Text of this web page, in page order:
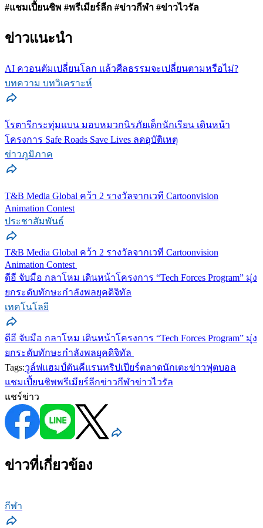
#แชมเปี้ยนชิพ #พรีเมียร์ลีก #ข่าวกีฬา #ข่าวไวรัล
ข่าวแนะนำ
AI ควอนตัมเปลี่ยนโลก แล้วศีลธรรมจะเปลี่ยนตามหรือไม่?
บทความ บทวิเคราะห์
โรตารีกระทุ่มแบน มอบหมวกนิรภัยเด็กนักเรียน เดินหน้า
โครงการ Safe Roads Save Lives ลดอุบัติเหตุ
ข่าวภูมิภาค
T&B Media Global คว้า 2 รางวัลจากเวที Cartoonvision
Animation Contest
ประชาสัมพันธ์
T&B Media Global คว้า 2 รางวัลจากเวที Cartoonvision
Animation Contest
ดีอี จับมือ กลาโหม เดินหน้าโครงการ “Tech Forces Program” มุ่ง
ยกระดับทักษะกำลังพลยุคดิจิทัล
เทคโนโลยี
ดีอี จับมือ กลาโหม เดินหน้าโครงการ “Tech Forces Program” มุ่ง
ยกระดับทักษะกำลังพลยุคดิจิทัล
Tags:วูล์ฟแฮมป์ตันคีแรนทริปเปียร์ตลาดนักเตะข่าวฟุตบอล
แชมเปี้ยนชิพพรีเมียร์ลีกข่าวกีฬาข่าวไวรัล
แชร์ข่าว
ข่าวที่เกี่ยวข้อง
กีฬา